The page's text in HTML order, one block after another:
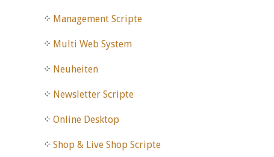
Management Scripte
Multi Web System
Neuheiten
Newsletter Scripte
Online Desktop
Shop & Live Shop Scripte